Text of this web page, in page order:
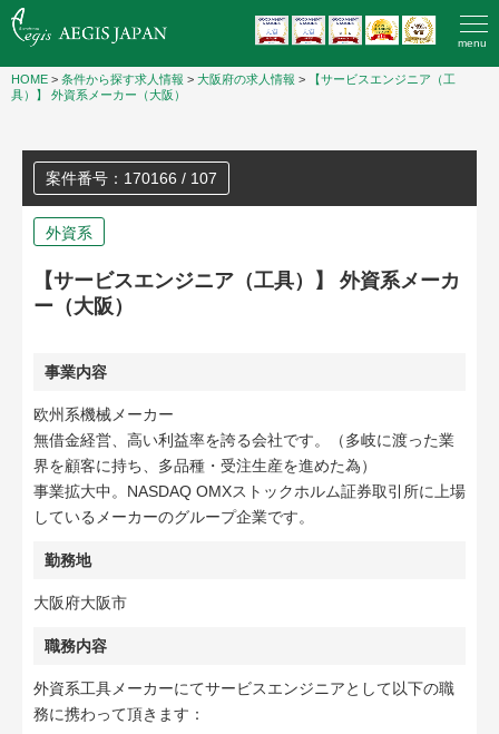
menu
HOME > 条件から探す求人情報 > 大阪府の求人情報 >
【サービスエンジニア（工
具）】 外資系メーカー（大阪）
案件番号：170166 / 107
外資系
【サービスエンジニア（工具）】 外資系メーカ
ー（大阪）
事業内容
欧州系機械メーカー
無借金経営、高い利益率を誇る会社です。（多岐に渡った業
界を顧客に持ち、多品種・受注生産を進めた為）
事業拡大中。NASDAQ OMXストックホルム証券取引所に上場
しているメーカーのグループ企業です。
勤務地
大阪府大阪市
職務内容
外資系工具メーカーにてサービスエンジニアとして以下の職
務に携わって頂きます：